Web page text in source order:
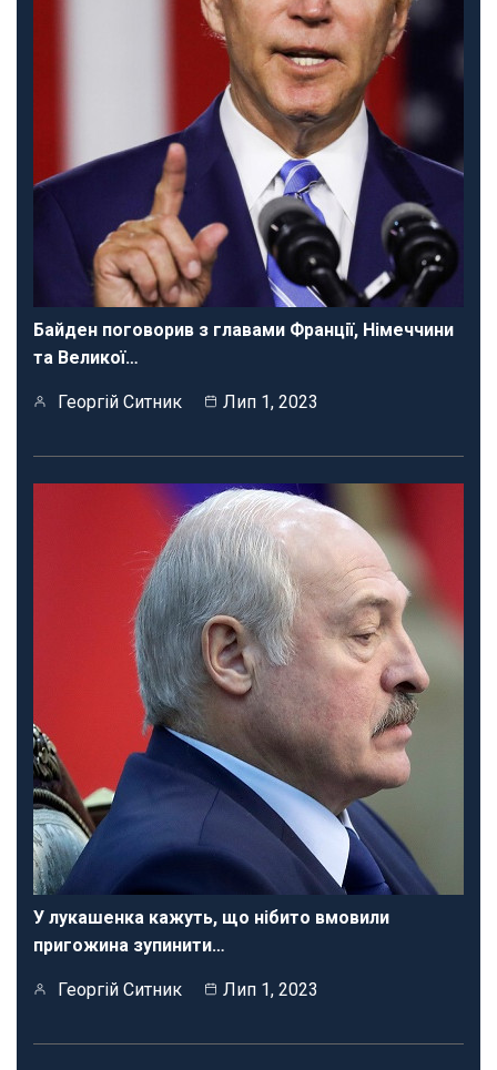
Байден поговорив з главами Франції, Німеччини
та Великої…
Георгій Ситник Лип 1, 2023
У лукашенка кажуть, що нібито вмовили
пригожина зупинити…
Георгій Ситник Лип 1, 2023